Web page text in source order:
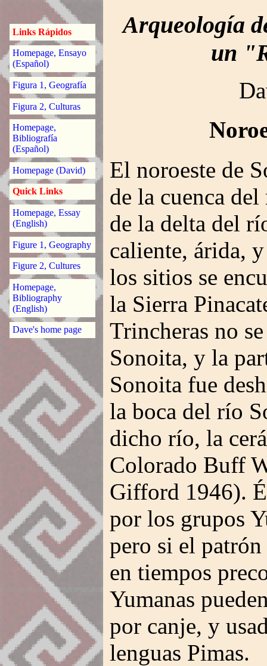
Links Rápidos
Homepage, Ensayo
(Español)
Figura 1, Geografía
Figura 2, Culturas
Homepage,
Bibliografía
(Español)
Homepage (David)
Quick Links
Homepage, Essay
(English)
Figure 1, Geography
Figure 2, Cultures
Homepage,
Bibliography
(English)
Dave's home page
Arqueología
un
El noroeste de
de la cuenca
de la delta del
caliente, árida,
los sitios se
la Sierra
Trincheras no
Sonoita, y la
Sonoita fue
la boca del río
dicho río, la
Colorado Buff
Gifford 1946).
por los grupos
pero si el
en tiempos
Yumanas
por canje, y
lenguas Pimas.